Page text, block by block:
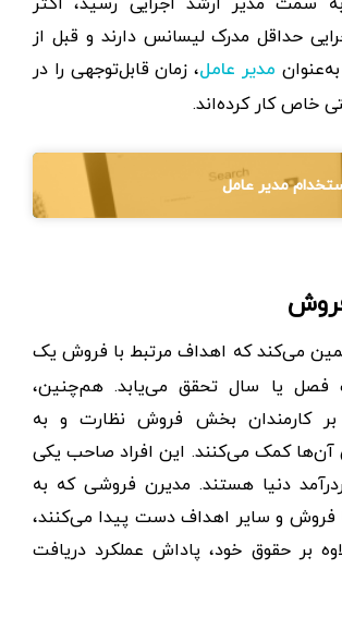
حداقل مدرک لیسانس دارند و قبل از
مدیر عامل، زمان قابل‌توجهی را در
خاص کار کرده‌اند.
مدیر عامل
می‌کند که اهداف مرتبط با فروش یک
یا سال تحقق می‌یابد. هم‌چنین،
کارمندان بخش فروش نظارت و به
کمک می‌کنند. این افراد صاحب یکی
دنیا هستند. مدیرن فروشی که به
فروش و سایر اهداف دست پیدا می‌کنند،
بر حقوق خود، پاداش عملکرد دریافت